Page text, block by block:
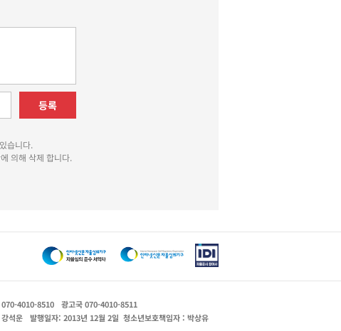
등록
습니다.
의해 삭제 합니다.
070-4010-8510
광고국 070-4010-8511
석운 발행일자: 2013년 12월 2일 청소년보호책임자 : 박상유